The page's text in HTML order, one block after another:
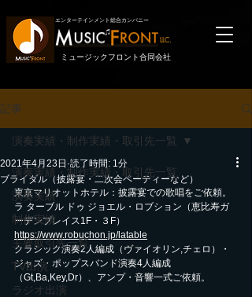
エンターテインメント総合カンパニー
LLC.
ミュージックフロント合同会社
記事
演奏実績・制作実績・取引先一覧
演奏実績
制作実績
主要取引先一覧
TV出演
ラジオ出演
演奏実績・制作実績・取引先一覧
ブライダル（披露宴・二次会ペーティーなど）
2021年4月23日 読了時間: 1分
東京マリオットホテル：披露宴での歌唱をご依頼。
ラ ターブル ドゥ ジョエル・ロブション（恵比寿ガ
ーデンプレイス1F・３F）
https://www.robuchon.jp/latable
クラシック演奏2人編成（ヴァイオリン,チェロ）・
ジャズ・ポップスバンド演奏4人編成
（Gt,Ba,Key,Dr）、アンプ・音響一式ご依頼。